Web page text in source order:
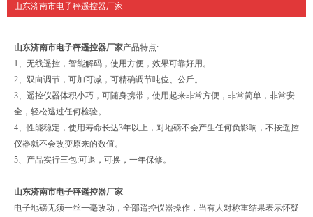
山东济南市电子秤遥控器厂家
山东济南市电子秤遥控器厂家产品特点:
1、无线遥控，智能解码，使用方便，效果可靠好用。
2、双向调节，可加可减，可精确调节吨位、公斤。
3、遥控仪器体积小巧，可随身携带，使用起来非常方便，非常简单，非常安
全，轻松逃过任何检验。
4、性能稳定，使用寿命长达3年以上，对地磅不会产生任何负影响，不按遥控
仪器就不会改变原来的数值。
5、产品实行三包:可退，可换，一年保修。
山东济南市电子秤遥控器厂家
电子地磅无须一丝一毫改动，全部遥控仪器操作，当有人对称重结果表示怀疑